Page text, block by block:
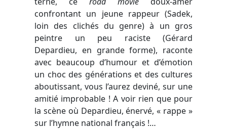
confrontant un jeune rappeur (Sadek,
loin des clichés du genre) à un gros
peintre un peu raciste (Gérard
Depardieu, en grande forme), raconte
avec beaucoup d’humour et d’émotion
un choc des générations et des cultures
aboutissant, vous l’aurez deviné, sur une
amitié improbable ! A voir rien que pour
la scène où Depardieu, énervé, « rappe »
sur l’hymne national français !…